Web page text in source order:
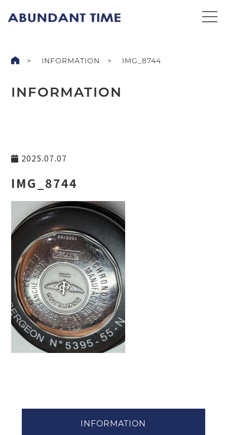
INFORMATION IMG_8744
INFORMATION
2025.07.07
IMG_8744
INFORMATION